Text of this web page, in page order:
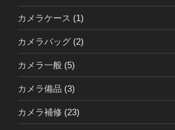
カメラケース (1)
カメラバッグ (2)
カメラ一般 (5)
カメラ備品 (3)
カメラ補修 (23)